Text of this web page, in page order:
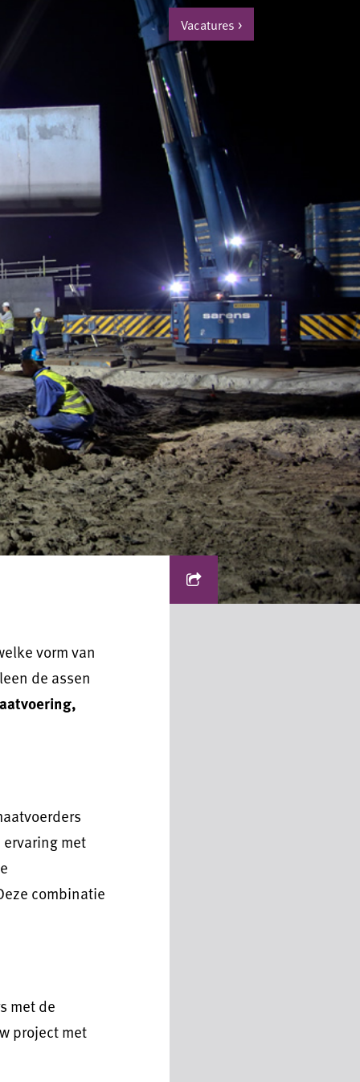
Vacatures >
vorm van
de assen
met
combinatie
met de
project met